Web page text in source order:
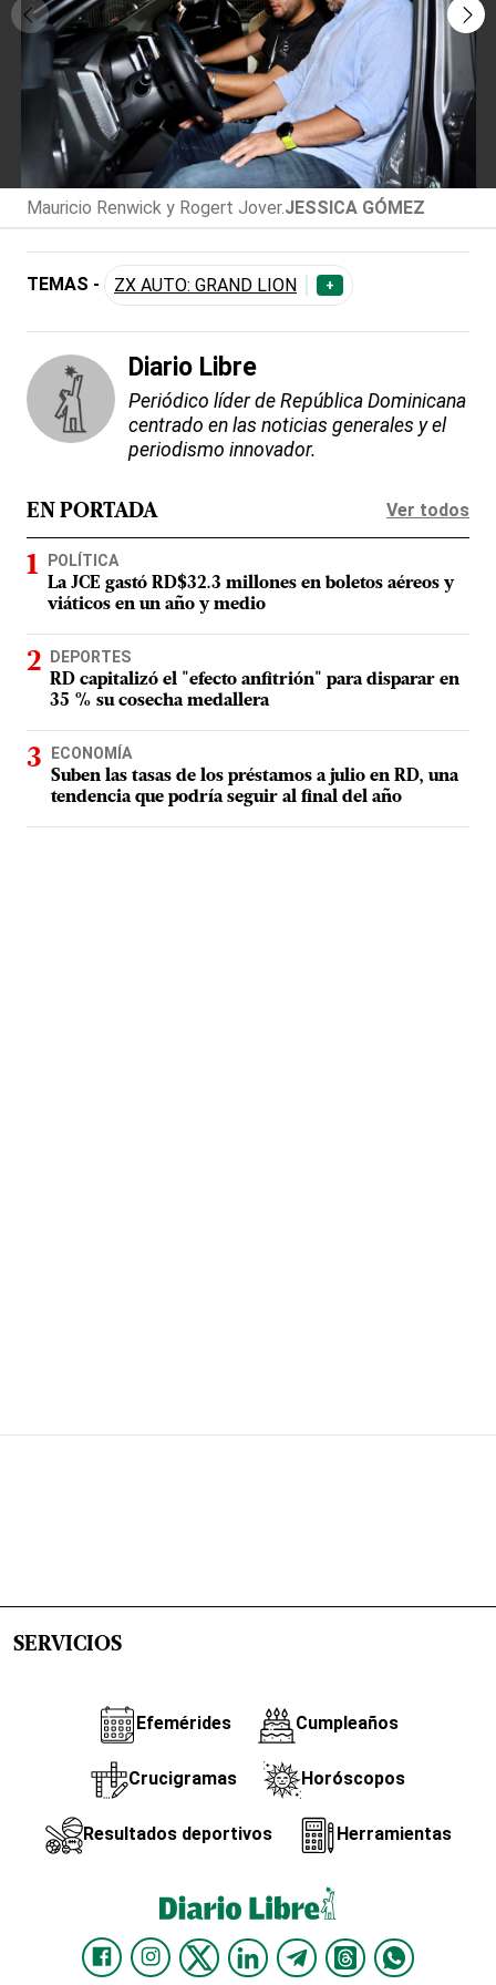
Mauricio Renwick y Rogert Jover.JESSICA GÓMEZ
TEMAS - ZX AUTO: GRAND LION +
Diario Libre
Periódico líder de República Dominicana
centrado en las noticias generales y el
periodismo innovador.
EN PORTADA Ver todos
POLÍTICA
La JCE gastó RD$32.3 millones en boletos aéreos y
viáticos en un año y medio
DEPORTES
RD capitalizó el "efecto anfitrión" para disparar en
35 % su cosecha medallera
ECONOMÍA
Suben las tasas de los préstamos a julio en RD, una
tendencia que podría seguir al final del año
SERVICIOS
Efemérides Cumpleaños
Crucigramas Horóscopos
Resultados deportivos Herramientas